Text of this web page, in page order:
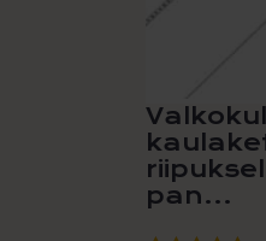
pan...
tuotteen